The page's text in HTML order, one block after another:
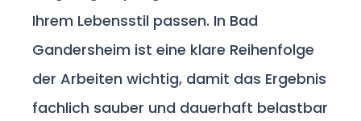
Ihrem Lebensstil passen. In Bad
Gandersheim ist eine klare Reihenfolge
der Arbeiten wichtig, damit das Ergebnis
fachlich sauber und dauerhaft belastbar